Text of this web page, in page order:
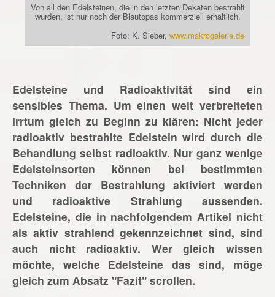
Von all den Edelsteinen, die in den letzten Dekaten bestrahlt
wurden, ist nur noch der Blautopas kommerziell erhältlich.
Foto: K. Sieber, www.makrogalerie.de
Edelsteine und Radioaktivität sind ein
sensibles Thema. Um einen weit verbreiteten
Irrtum gleich zu Beginn zu klären: Nicht jeder
radioaktiv bestrahlte Edelstein wird durch die
Behandlung selbst radioaktiv. Nur ganz wenige
Edelsteinsorten können bei bestimmten
Techniken der Bestrahlung aktiviert werden
und radioaktive Strahlung aussenden.
Edelsteine, die in nachfolgendem Artikel nicht
als aktiv strahlend gekennzeichnet sind, sind
auch nicht radioaktiv. Wer gleich wissen
möchte, welche Edelsteine das sind, möge
gleich zum Absatz "Fazit" scrollen.